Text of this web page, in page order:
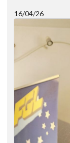
16/04/26